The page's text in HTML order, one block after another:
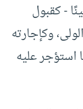
-‏ كقبول
وكإجارته
استؤجر عليه